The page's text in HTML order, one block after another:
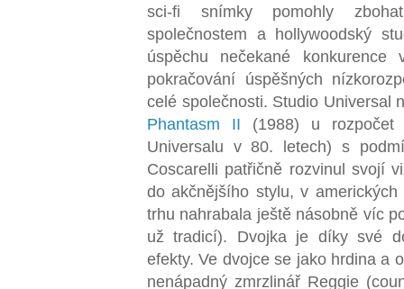
sci-fi snímky pomohly
společnostem a hollywoodský
úspěchu nečekané konkurence
pokračování úspěšných
celé společnosti. Studio Universal
Phantasm II (1988) u rozpočet
Universalu v 80. letech) s
Coscarelli patřičně rozvinul svojí
do akčnějšího stylu, v
trhu nahrabala ještě násobně víc
už tradicí). Dvojka je díky své
efekty. Ve dvojce se jako hrdina a
nenápadný zmrzlinář Reggie